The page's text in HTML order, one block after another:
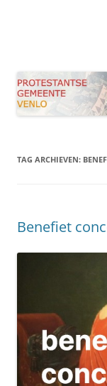
TAG ARCHIEVEN:
Benefiet